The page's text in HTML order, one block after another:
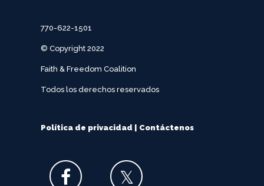
770-622-1501
© Copyright 2022
Faith & Freedom Coalition
Todos los derechos reservados
Política de privacidad Contáctenos